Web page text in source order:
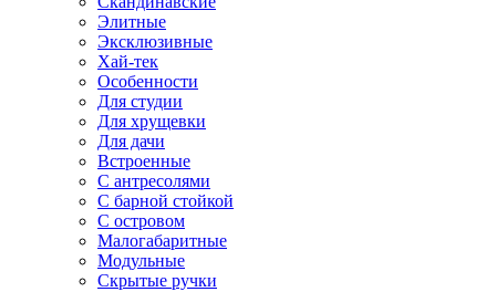
Элитные
Эксклюзивные
Хай-тек
Особенности
Для студии
Для хрущевки
Для дачи
Встроенные
С антресолями
С барной стойкой
С островом
Малогабаритные
Модульные
Скрытые ручки